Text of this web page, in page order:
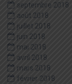
septembre 2018
août 2018
juillet 2018
juin 2018
mai 2018
avril 2018
mars 2018
février 2018